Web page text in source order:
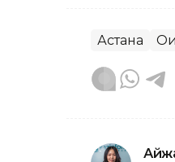
Астана